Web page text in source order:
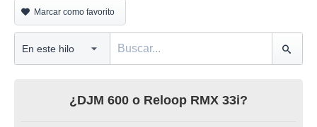
Marcar como favorito
¿DJM 600 o Reloop RMX 33i?